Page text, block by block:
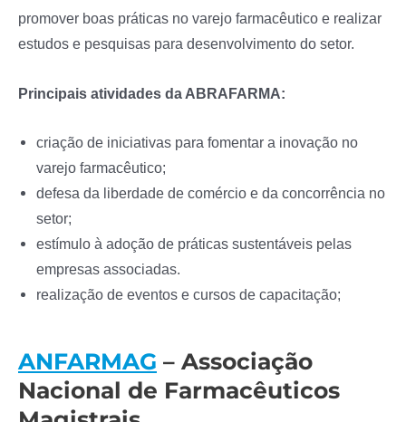
promover boas práticas no varejo farmacêutico e realizar
estudos e pesquisas para desenvolvimento do setor.
Principais atividades da ABRAFARMA:
criação de iniciativas para fomentar a inovação no
varejo farmacêutico;
defesa da liberdade de comércio e da concorrência no
setor;
estímulo à adoção de práticas sustentáveis pelas
empresas associadas.
realização de eventos e cursos de capacitação;
ANFARMAG – Associação
Nacional de Farmacêuticos